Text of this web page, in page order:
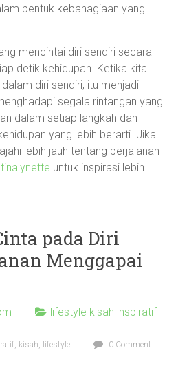
bentuk kebahagiaan yang
mencintai diri sendiri secara
detik kehidupan. Ketika kita
diri sendiri, itu menjadi
segala rintangan yang
dalam setiap langkah dan
yang lebih berarti. Jika
lebih jauh tentang perjalanan
untuk inspirasi lebih
pada Diri
Menggapai
lifestyle kisah inspiratif
, kisah, lifestyle 0 Comment